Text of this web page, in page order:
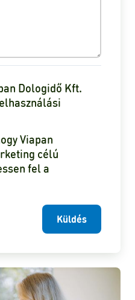
Dologidő Kft.
Viapan
célú
fel a
Küldés